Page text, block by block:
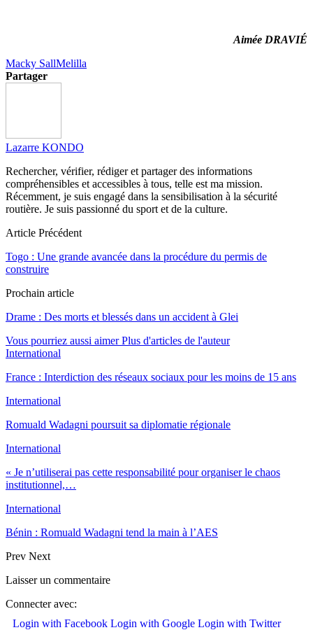
Aimée DRAVIÉ
Macky SallMelilla
Partager
Lazarre KONDO
Rechercher, vérifier, rédiger et partager des informations
compréhensibles et accessibles à tous, telle est ma mission.
Récemment, je suis engagé dans la sensibilisation à la sécurité
routière. Je suis passionné du sport et de la culture.
Article Précédent
Togo : Une grande avancée dans la procédure du permis de
construire
Prochain article
Drame : Des morts et blessés dans un accident à Glei
Vous pourriez aussi aimer Plus d'articles de l'auteur
International
France : Interdiction des réseaux sociaux pour les moins de 15 ans
International
Romuald Wadagni poursuit sa diplomatie régionale
International
« Je n’utiliserai pas cette responsabilité pour organiser le chaos
institutionnel,…
International
Bénin : Romuald Wadagni tend la main à l’AES
Prev Next
Laisser un commentaire
Connecter avec:
Login with Facebook Login with Google Login with Twitter